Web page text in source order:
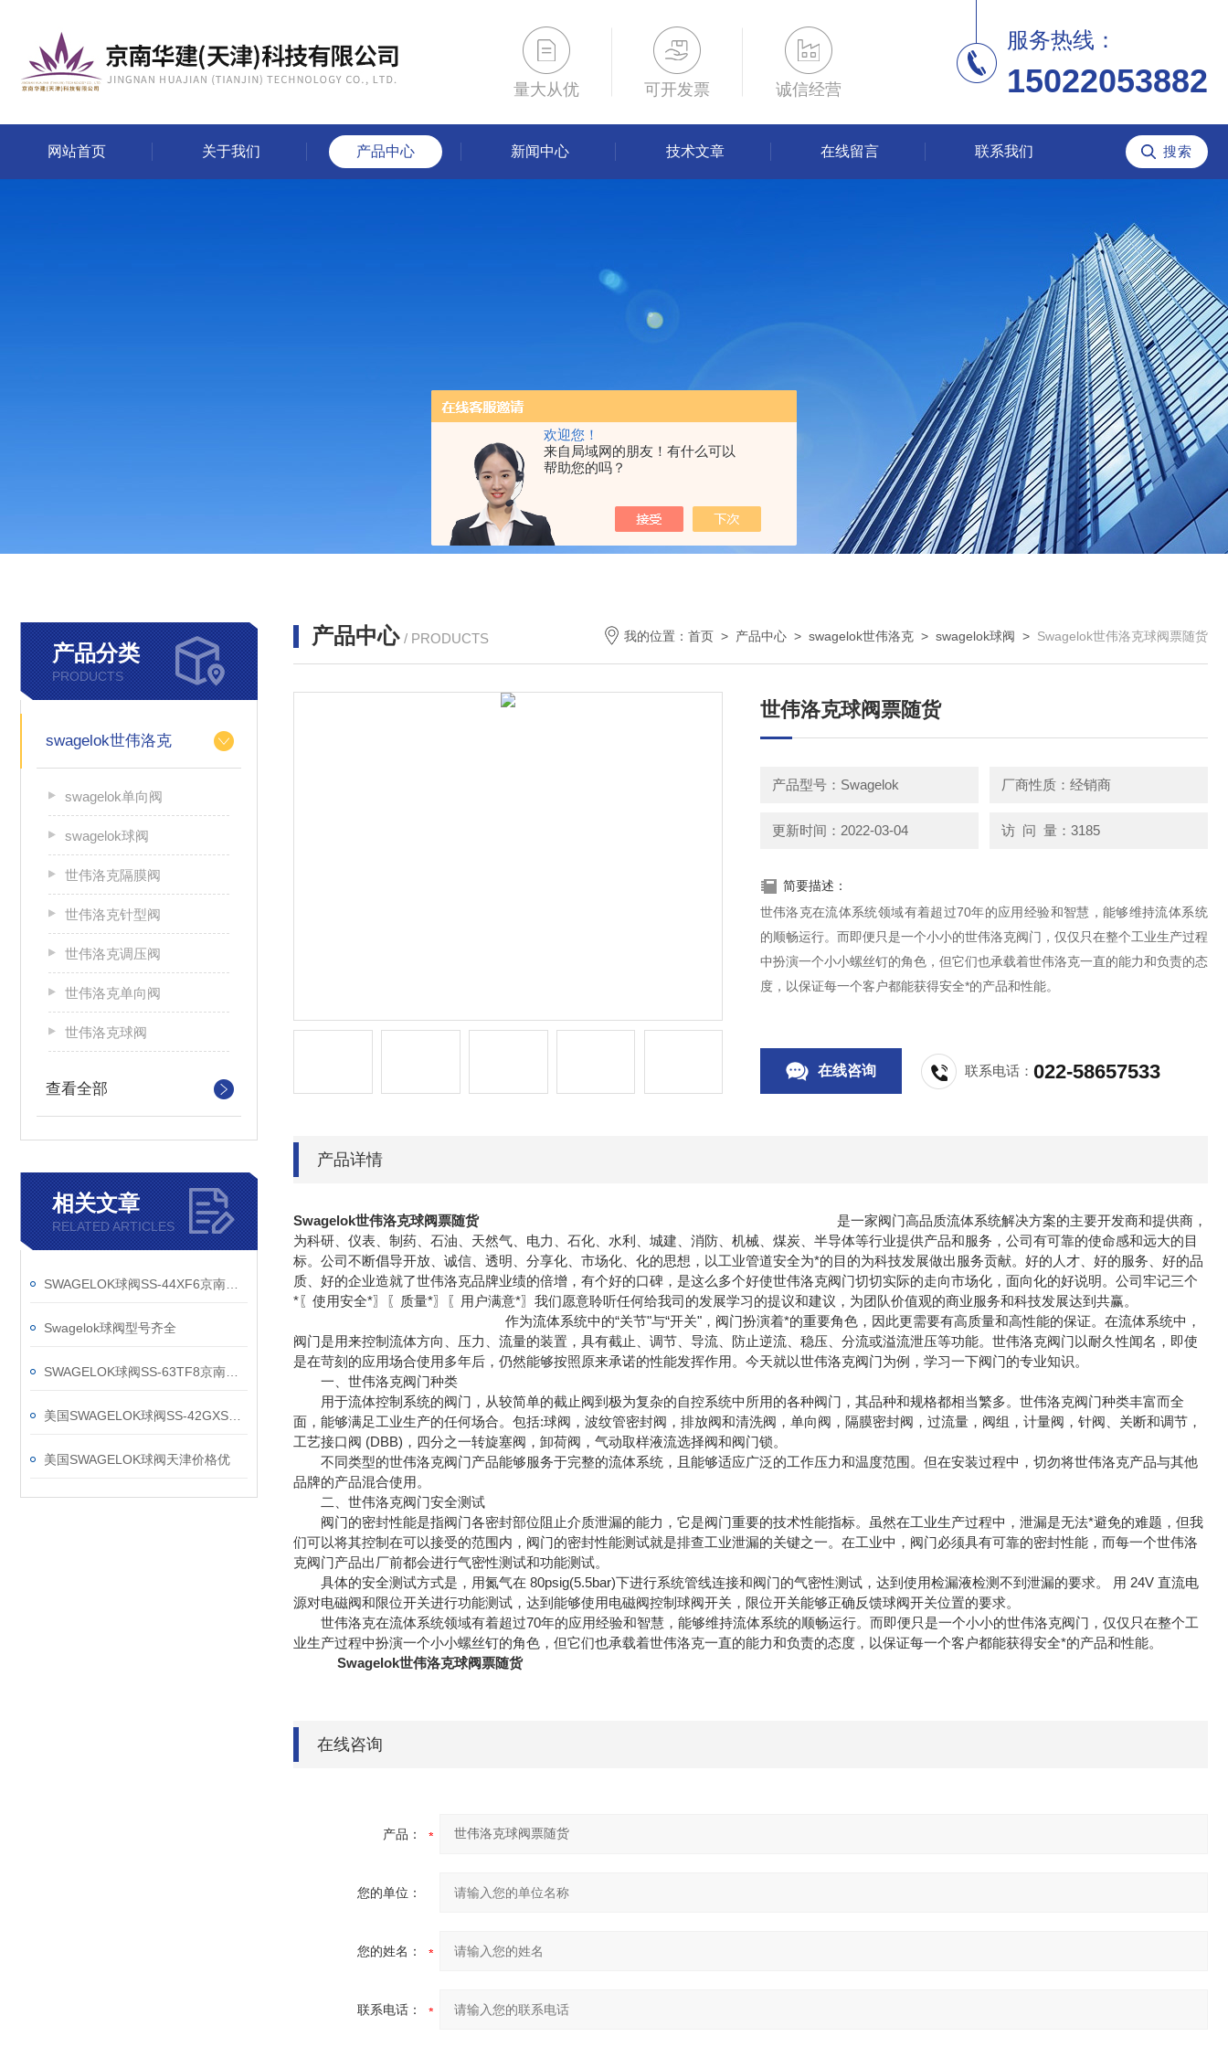
欢迎您！
来自局域网的朋友！有什么可以
帮助您的吗？
量大从优 可开发票 诚信经营
服务热线：
15022053882
网站首页 关于我们 产品中心 新闻中心 技术文章 在线留言 联系我们
产品分类
PRODUCTS
swagelok世伟洛克
swagelok单向阀
swagelok球阀
世伟洛克隔膜阀
世伟洛克针型阀
世伟洛克调压阀
世伟洛克单向阀
世伟洛克球阀
查看全部
相关文章
RELATED ARTICLES
Swagelok球阀型号齐全
美国SWAGELOK球阀天津价格优
产品中心 / PRODUCTS 我的位置： 首页 > 产品中心 > swagelok世伟洛克 > swagelok球阀 > Swagelok世伟洛克球阀票随货
世伟洛克球阀票随货
产品型号：Swagelok 厂商性质：经销商
更新时间：2022-03-04 访 问 量：3185
简要描述：
世伟洛克在流体系统领域有着超过70年的应用经验和智慧，能够维持流体系统
的顺畅运行。而即便只是一个小小的世伟洛克阀门，仅仅只在整个工业生产过程
中扮演一个小小螺丝钉的角色，但它们也承载着世伟洛克一直的能力和负责的态
度，以保证每一个客户都能获得安全*的产品和性能。
在线咨询 联系电话：022-58657533
产品详情
Swagelok世伟洛克球阀票随货是一家阀门高品质流体系统解决方案的主要开发商和提供商，
为科研、仪表、制药、石油、天然气、电力、石化、水利、城建、消防、机械、煤炭、半导体等行业提供产品和服务，公司有可靠的使命感和远大的目
标。公司不断倡导开放、诚信、透明、分享化、市场化、化的思想，以工业管道安全为*的目的为科技发展做出服务贡献。好的人才、好的服务、好的品
质、好的企业造就了世伟洛克品牌业绩的倍增，有个好的口碑，是这么多个好使世伟洛克阀门切切实际的走向市场化，面向化的好说明。公司牢记三个
*〖使用安全*〗〖质量*〗〖用户满意*〗我们愿意聆听任何给我司的发展学习的提议和建议，为团队价值观的商业服务和科技发展达到共赢。
作为流体系统中的“关节"与“开关"，阀门扮演着*的重要角色，因此更需要有高质量和高性能的保证。在流体系统中，
阀门是用来控制流体方向、压力、流量的装置，具有截止、调节、导流、防止逆流、稳压、分流或溢流泄压等功能。世伟洛克阀门以耐久性闻名，即使
是在苛刻的应用场合使用多年后，仍然能够按照原来承诺的性能发挥作用。今天就以世伟洛克阀门为例，学习一下阀门的专业知识。
一、世伟洛克阀门种类
用于流体控制系统的阀门，从较简单的截止阀到极为复杂的自控系统中所用的各种阀门，其品种和规格都相当繁多。世伟洛克阀门种类丰富而全
面，能够满足工业生产的任何场合。包括:球阀，波纹管密封阀，排放阀和清洗阀，单向阀，隔膜密封阀，过流量，阀组，计量阀，针阀、关断和调节，
工艺接口阀 (DBB)，四分之一转旋塞阀，卸荷阀，气动取样液流选择阀和阀门锁。
不同类型的世伟洛克阀门产品能够服务于完整的流体系统，且能够适应广泛的工作压力和温度范围。但在安装过程中，切勿将世伟洛克产品与其他
品牌的产品混合使用。
二、世伟洛克阀门安全测试
阀门的密封性能是指阀门各密封部位阻止介质泄漏的能力，它是阀门重要的技术性能指标。虽然在工业生产过程中，泄漏是无法*避免的难题，但我
们可以将其控制在可以接受的范围内，阀门的密封性能测试就是排查工业泄漏的关键之一。在工业中，阀门必须具有可靠的密封性能，而每一个世伟洛
克阀门产品出厂前都会进行气密性测试和功能测试。
具体的安全测试方式是，用氮气在 80psig(5.5bar)下进行系统管线连接和阀门的气密性测试，达到使用检漏液检测不到泄漏的要求。 用 24V 直流电
源对电磁阀和限位开关进行功能测试，达到能够使用电磁阀控制球阀开关，限位开关能够正确反馈球阀开关位置的要求。
世伟洛克在流体系统领域有着超过70年的应用经验和智慧，能够维持流体系统的顺畅运行。而即便只是一个小小的世伟洛克阀门，仅仅只在整个工
业生产过程中扮演一个小小螺丝钉的角色，但它们也承载着世伟洛克一直的能力和负责的态度，以保证每一个客户都能获得安全*的产品和性能。
Swagelok世伟洛克球阀票随货
在线咨询
产品：
您的单位：
您的姓名：
联系电话：